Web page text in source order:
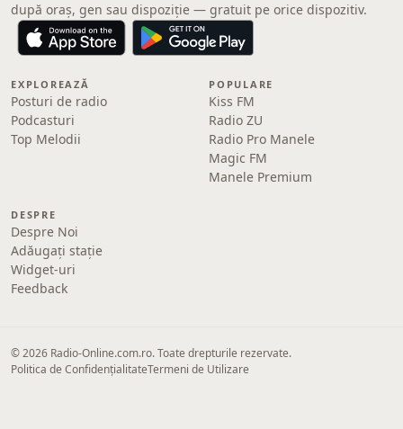
după oraș, gen sau dispoziție — gratuit pe orice dispozitiv.
EXPLOREAZĂ
Posturi de radio
Podcasturi
Top Melodii
POPULARE
Kiss FM
Radio ZU
Radio Pro Manele
Magic FM
Manele Premium
DESPRE
Despre Noi
Adăugați stație
Widget-uri
Feedback
© 2026 Radio-Online.com.ro. Toate drepturile rezervate.
Politica de ConfidențialitateTermeni de Utilizare